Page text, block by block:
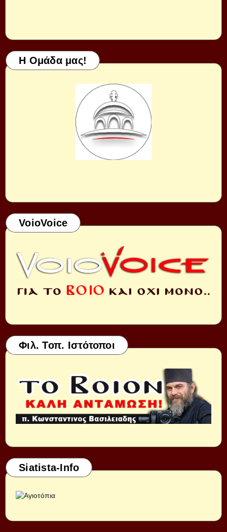
Η Ομάδα μας!
VoioVoice
Φιλ. Τοπ. Ιστότοποι
Siatista-Info